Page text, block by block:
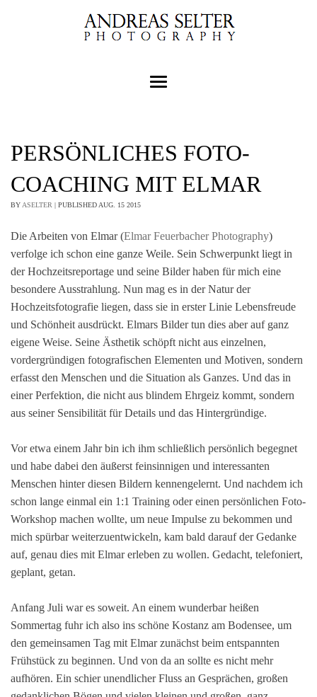
PERSÖNLICHES FOTO-
COACHING MIT ELMAR
BY ASELTER | PUBLISHED AUG. 15 2015
Die Arbeiten von Elmar (Elmar Feuerbacher Photography)
verfolge ich schon eine ganze Weile. Sein Schwerpunkt liegt in
der Hochzeitsreportage und seine Bilder haben für mich eine
besondere Ausstrahlung. Nun mag es in der Natur der
Hochzeitsfotografie liegen, dass sie in erster Linie Lebensfreude
und Schönheit ausdrückt. Elmars Bilder tun dies aber auf ganz
eigene Weise. Seine Ästhetik schöpft nicht aus einzelnen,
vordergründigen fotografischen Elementen und Motiven, sondern
erfasst den Menschen und die Situation als Ganzes. Und das in
einer Perfektion, die nicht aus blindem Ehrgeiz kommt, sondern
aus seiner Sensibilität für Details und das Hintergründige.
Vor etwa einem Jahr bin ich ihm schließlich persönlich begegnet
und habe dabei den äußerst feinsinnigen und interessanten
Menschen hinter diesen Bildern kennengelernt. Und nachdem ich
schon lange einmal ein 1:1 Training oder einen persönlichen Foto-
Workshop machen wollte, um neue Impulse zu bekommen und
mich spürbar weiterzuentwickeln, kam bald darauf der Gedanke
auf, genau dies mit Elmar erleben zu wollen. Gedacht, telefoniert,
geplant, getan.
Anfang Juli war es soweit. An einem wunderbar heißen
Sommertag fuhr ich also ins schöne Kostanz am Bodensee, um
den gemeinsamen Tag mit Elmar zunächst beim entspannten
Frühstück zu beginnen. Und von da an sollte es nicht mehr
aufhören. Ein schier unendlicher Fluss an Gesprächen, großen